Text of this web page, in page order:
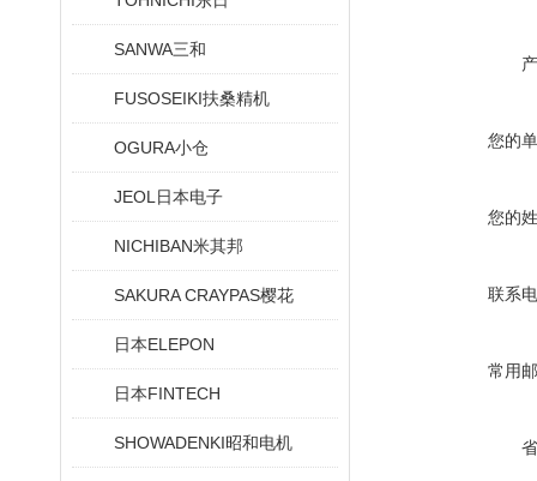
SANWA三和
FUSOSEIKI扶桑精机
OGURA小仓
JEOL日本电子
NICHIBAN米其邦
SAKURA CRAYPAS樱花
日本ELEPON
日本FINTECH
SHOWADENKI昭和电机
您的
您的
联系
常用